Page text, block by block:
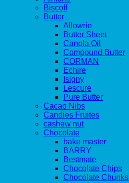
Biscoff
Butter
Allowrie
Butter Sheet
Canola Oil
Compound Butter
CORMAN
Echire
Isigny
Lescure
Pure Butter
Cacao Nibs
Candies Fruites
cashew nut
Chocolate
bake master
BARRY
Bestmate
Chocolate Chips
Chocolate Chunks